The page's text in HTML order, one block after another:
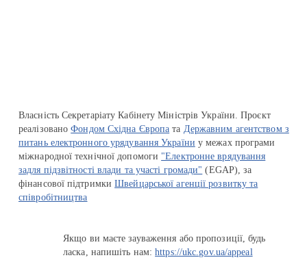
Власність Секретаріату Кабінету Міністрів України. Проєкт
реалізованоФондом Східна Європа та Державним агентством з
питань електронного урядування України у межах програми
міжнародної технічної допомоги "Електронне врядування
задля підзвітності влади та участі громади" (EGAP), за
фінансової підтримкиШвейцарської агенції розвитку та
співробітництва
Якщо ви маєте зауваження або пропозиції, будь
ласка, напишіть нам:https://ukc.gov.ua/appeal